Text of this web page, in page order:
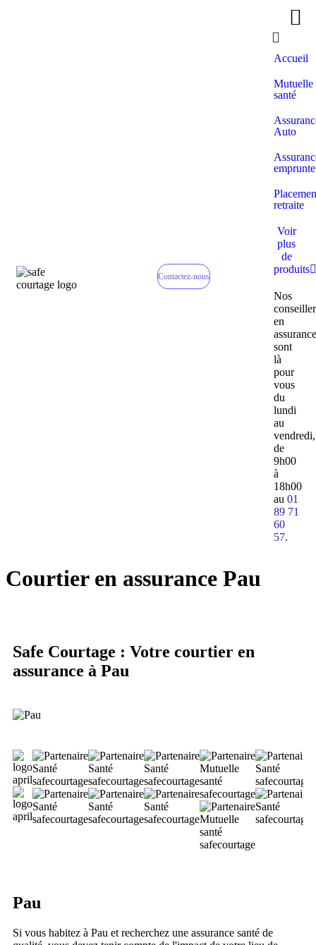
Contactez-nous
Accueil
Mutuelle
santé
Auto
retraite
Voir
plus
de
produits
Nos
en
assurance
sont
là
pour
vous
du
lundi
au
vendredi,
de
9h00
à
18h00
au 01
89 71
60
57.
Courtier en assurance Pau
Safe Courtage : Votre courtier en
assurance à Pau
Pau
Si vous habitez à Pau et recherchez une assurance santé de